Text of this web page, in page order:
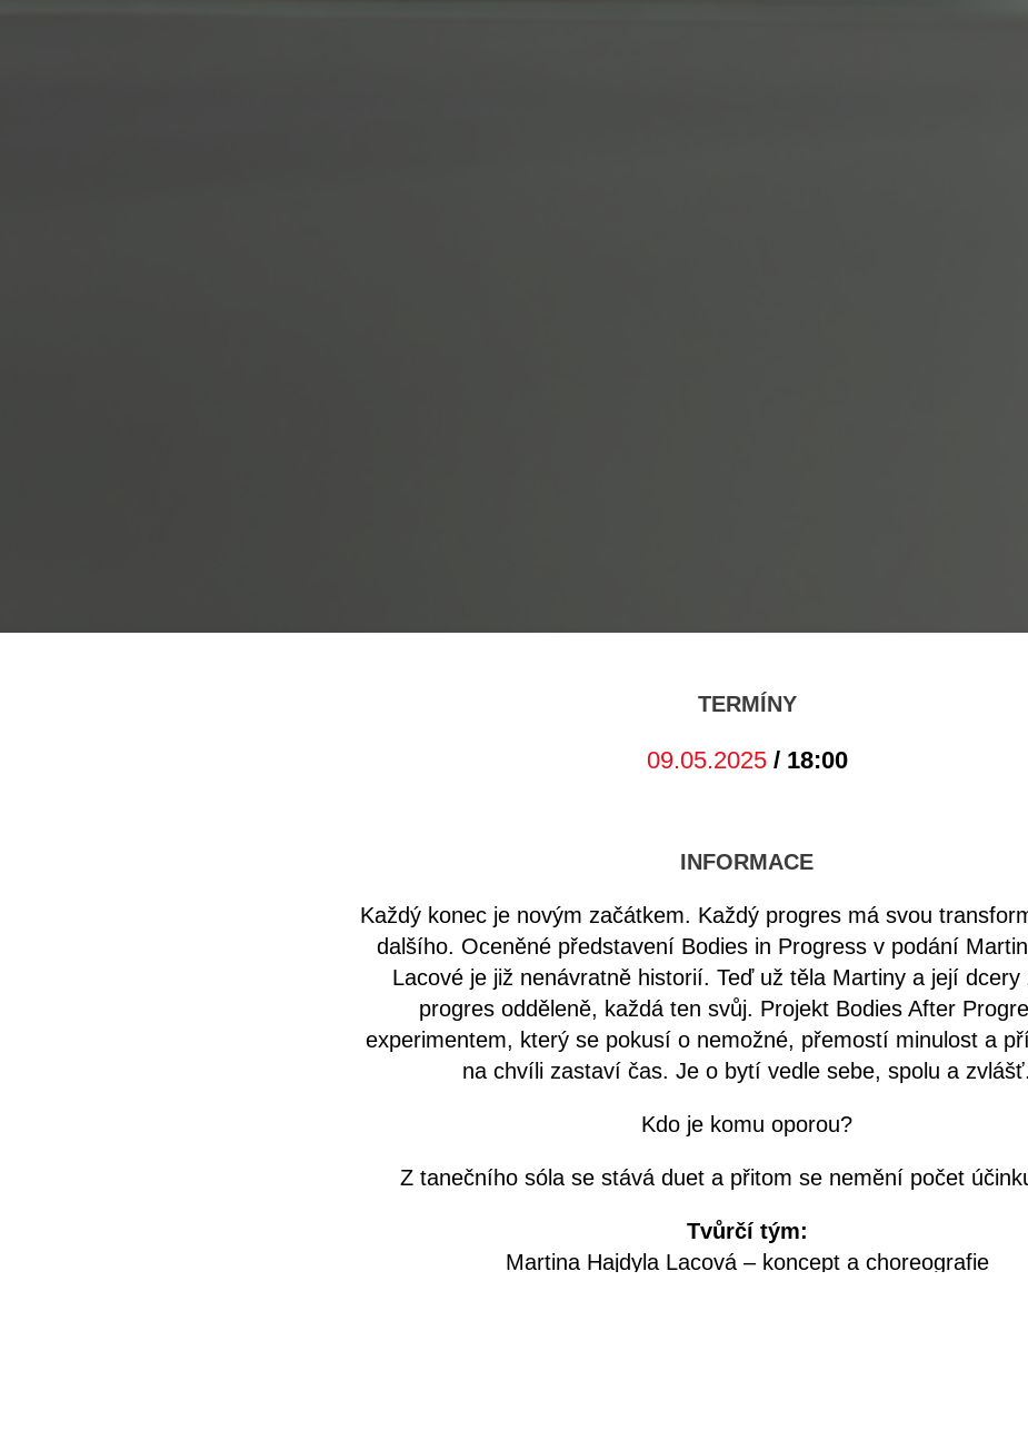
TERMÍNY
09.05.2025/ 18:00
INFORMACE
Každý konec je novým začátkem. Každý progres má svou
dalšího. Oceněné představení Bodies in Progress v podání
Lacové je již nenávratně historií. Teď už těla Martiny a její
progres odděleně, každá ten svůj. Projekt Bodies After
experimentem, který se pokusí o nemožné, přemostí minulost a
na chvíli zastaví čas. Je o bytí vedle sebe, spolu a zvlášť.
Kdo je komu oporou?
Z tanečního sóla se stává duet a přitom se nemění počet
Tvůrčí tým:
Martina Hajdyla Lacová – koncept a choreografie